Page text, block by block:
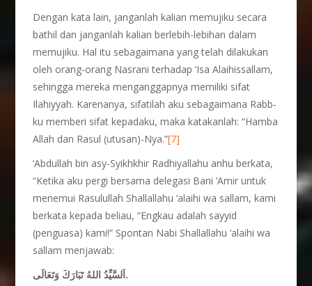
Dengan kata lain, janganlah kalian memujiku secara
bathil dan janganlah kalian berlebih-lebihan dalam
memujiku. Hal itu sebagaimana yang telah dilakukan
oleh orang-orang Nasrani terhadap ‘Isa Alaihissallam,
sehingga mereka menganggapnya memiliki sifat
Ilahiyyah. Karenanya, sifatilah aku sebagaimana Rabb-
ku memberi sifat kepadaku, maka katakanlah: “Hamba
Allah dan Rasul (utusan)-Nya.”[7]
‘Abdullah bin asy-Syikhkhir Radhiyallahu anhu berkata,
“Ketika aku pergi bersama delegasi Bani ‘Amir untuk
menemui Rasulullah Shallallahu ‘alaihi wa sallam, kami
berkata kepada beliau, “Engkau adalah sayyid
(penguasa) kami!” Spontan Nabi Shallallahu ‘alaihi wa
sallam menjawab:
اَلسَّيِّدُ اللهُ تَبَارَكَ وَتَعَالَى.